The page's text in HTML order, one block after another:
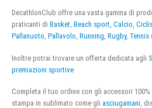
DecathlonClub offre una vasta gamma di
praticanti di Basket, Beach sport, Calcio,
Pallanuoto, Pallavolo, Running, Rugby, Tennis
Inoltre potrai trovare un offerta dedicata agli
premiazioni sportive
Completa il tuo ordine con gli accessori
stampa in sublimato come gli asciugamani ,